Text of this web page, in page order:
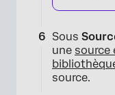
Sous
une source
source.